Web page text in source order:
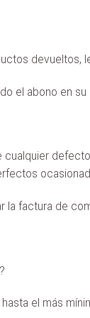
devueltos,
el abono en
cualquier
la factura de
el más